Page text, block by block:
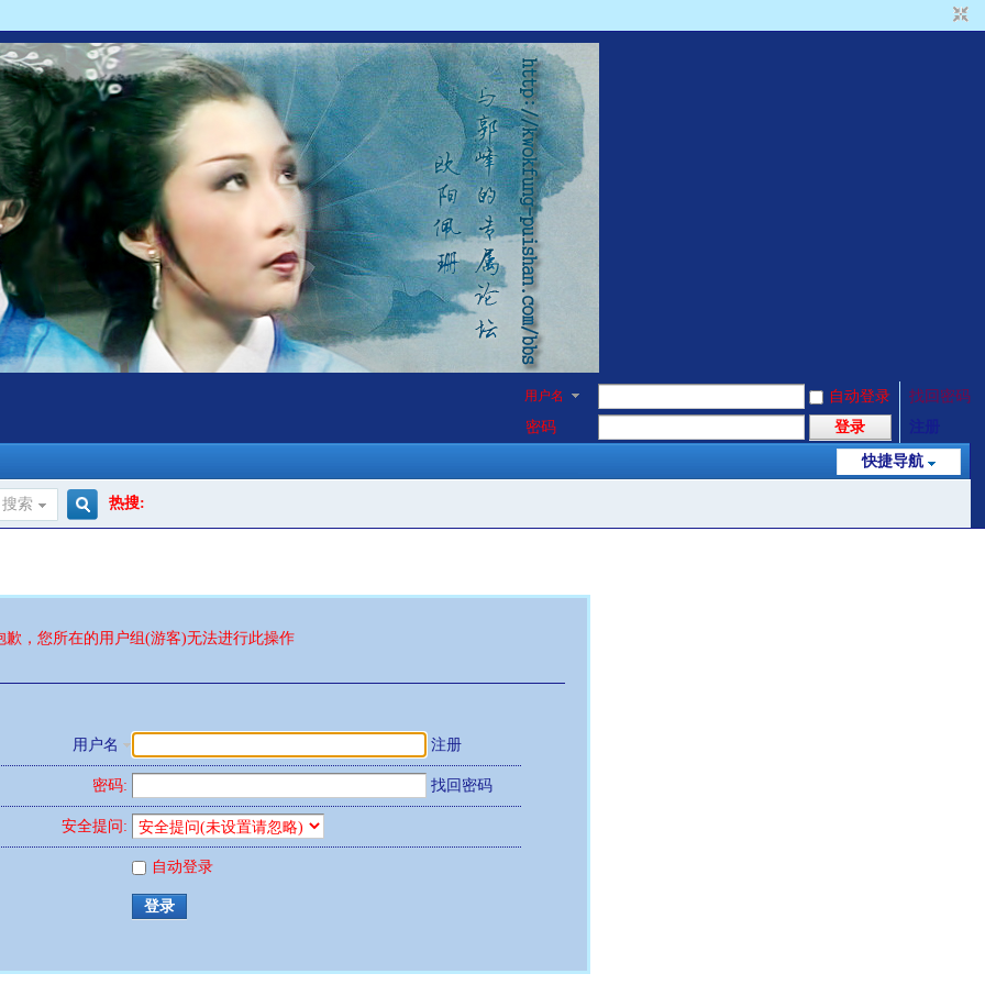
用户名 自动登录
找回密码
密码
登录
快捷导航
搜索
索
热搜:
歉，您所在的用户组(游客)无法进行此操作
用户名 注册
密码: 找回密码
安全提问:
自动登录
登录